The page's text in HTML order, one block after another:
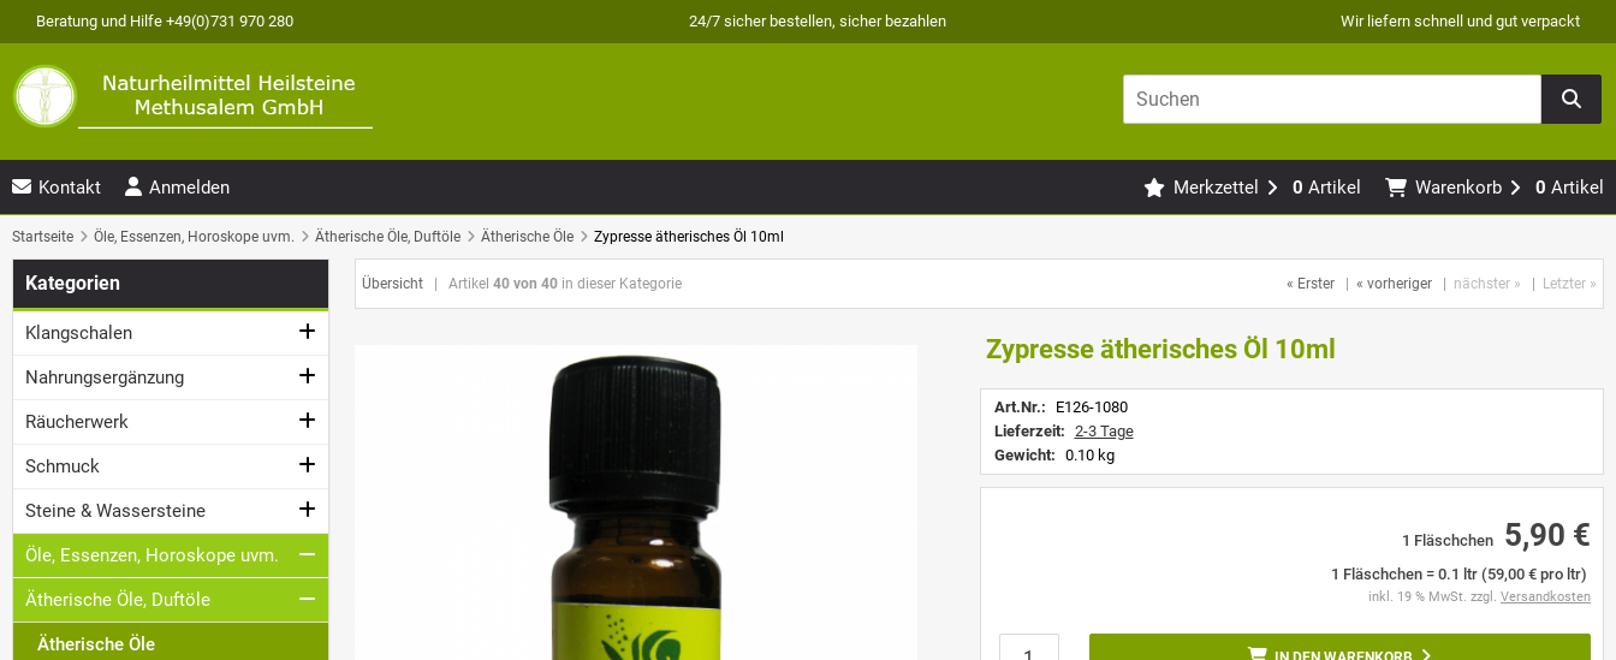
Beratung und Hilfe +49(0)731 970 280 24/7 sicher bestellen, sicher bezahlen Wir liefern schnell und gut verpackt
Kontakt Anmelden Warenkorb 0 Artikel
Merkzettel 0 Artikel
Startseite Öle, Essenzen, Horoskope uvm. Ätherische Öle, Duftöle Ätherische Öle Zypresse ätherisches Öl 10ml
Übersicht | Artikel 40 von 40 in dieser Kategorie « Erster « vorheriger nächster » Letzter »
Zypresse ätherisches Öl 10ml
Art.Nr.:
E126-1080
Lieferzeit: 2-3 Tage
Gewicht: 0.10 kg
1 Fläschchen 5,90 €
1 Fläschchen = 0.1 ltr (59,00 € pro ltr)
inkl. 19 % MwSt. zzgl. Versandkosten
Kategorien
Klangschalen
Nahrungsergänzung
Räucherwerk
Schmuck
Steine & Wassersteine
Öle, Essenzen, Horoskope uvm.
Ätherische Öle, Duftöle
Ätherische Öle